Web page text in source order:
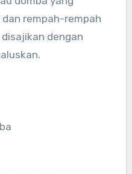
rempah-rempah
dengan